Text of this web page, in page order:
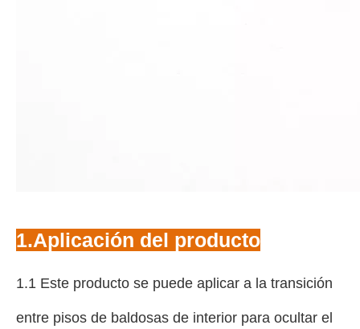
1.Aplicación del producto
1.1 Este producto se puede aplicar a la transición
entre pisos de baldosas de interior para ocultar el